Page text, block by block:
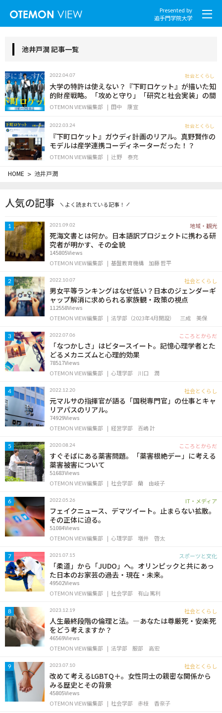
Presented by
追手門学院大学
社会とくらし
グローバル
スポーツと文化
こころとからだ
地域・観光
OTEMON VIEWについて
サイトポリシー
池井戸潤 記事一覧
2022.04.07 社会とくらし
大学の特許は使えない？『下町ロケット』が描いた知
的財産戦略。「攻めと守り」「研究と社会実装」の間
OTEMON VIEW編集部 田中 康宣
2022.03.24 社会とくらし
『下町ロケット』ガウディ計画のリアル。真野賢作の
モデルは産学連携コーディネーターだった！？
OTEMON VIEW編集部 辻野 泰充
HOME > 池井戸潤
人気の記事 よく読まれている記事！
1 2021.09.02 地域・観光
死海文書とは何か。日本語訳プロジェクトに携わる研
究者が明かす、その全貌
145805Views
OTEMON VIEW編集部
基盤教育機構 加藤 哲平
2 2022.10.07 社会とくらし
男女平等ランキングはなぜ低い？日本のジェンダーギ
ャップ解消に求められる家族観・政策の視点
112558Views
OTEMON VIEW編集部
法学部（2023年4月開設） 三成 美保
3 2022.07.06 こころとからだ
「なつかしさ」はビタースイート。記憶心理学者とた
どるメカニズムと心理的効果
78517Views
OTEMON VIEW編集部
心理学部 川口 潤
4 2022.12.20 社会とくらし
元マルサの指揮官が語る「国税専門官」の仕事とキャ
リアパスのリアル。
74929Views
OTEMON VIEW編集部
経営学部 百嶋 計
5 2020.08.24 こころとからだ
すぐそばにある薬害問題。「薬害根絶デー」に考える
薬害被害について
51683Views
OTEMON VIEW編集部
社会学部 蘭 由岐子
6 2022.05.26 IT・メディア
フェイクニュース、デマツイート。止まらない拡散。
その正体に迫る。
51084Views
OTEMON VIEW編集部
心理学部 増井 啓太
7 2021.07.15 スポーツと文化
「柔道」から「JUDO」へ。オリンピックと共にあっ
た日本のお家芸の過去・現在・未来。
49502Views
OTEMON VIEW編集部
社会学部 有山 篤利
8 2023.12.19 社会とくらし
人生最終段階の倫理と法。―あなたは尊厳死・安楽死
をどう考えますか？
46569Views
OTEMON VIEW編集部
法学部 服部 高宏
9 2023.07.10 社会とくらし
改めて考えるLGBTQ＋。女性同士の親密な関係から
みる歴史とその背景
45805Views
OTEMON VIEW編集部
社会学部 赤枝 香奈子